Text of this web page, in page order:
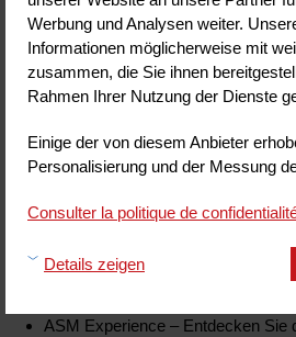
Werbung und Analysen weiter.
Informationen möglicherweise mit
zusammen, die Sie ihnen
Rahmen Ihrer Nutzung der Dienste
Einige der von diesem Anbieter
Personalisierung und der Messung
Consulter la politique de
Details zeigen
Spaß zu haben mit Animationen,
und Entdeckungen für die ganze
ideal gelegen, nur 15 Minuten von
entfernt. (Eintrittskarte für den
Ihres Aufenthalts enthalten)
Aventure Michelin – Lassen Sie
Michelin verführen, die auf mehr als
faszinierende Geschichte dieses
Michelin können Sie bei der
zusammen mit Ihrer Park-
ASM Experience – Entdecken Sie